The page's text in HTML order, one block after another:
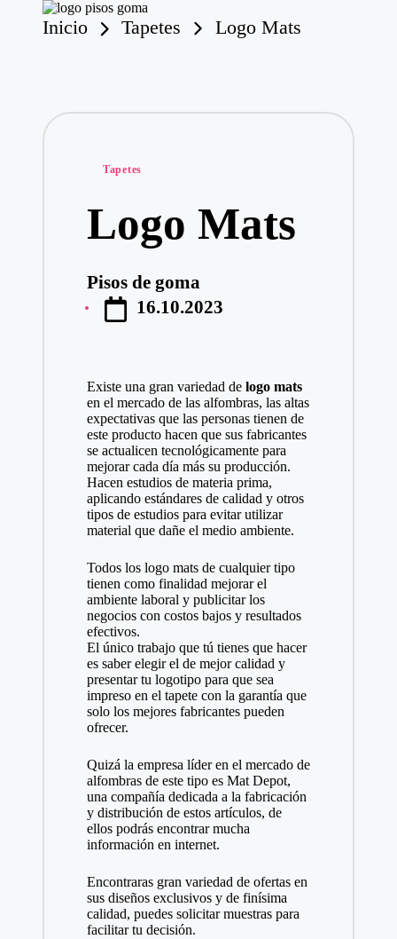
P
G
Inicio Tapetes Logo Mats
Publicado
Tapetes
Logo Mats
Publicado
por
Pisos de goma
16.10.2023
Existe una gran variedad de logo mats
en el mercado de las alfombras, las altas
expectativas que las personas tienen de
este producto hacen que sus fabricantes
se actualicen tecnológicamente para
mejorar cada día más su producción.
Hacen estudios de materia prima,
aplicando estándares de calidad y otros
tipos de estudios para evitar utilizar
material que dañe el medio ambiente.
Todos los logo matsde cualquier tipo
tienen como finalidad mejorar el
ambiente laboral y publicitar los
negocios con costos bajos y resultados
efectivos.
El único trabajo que tú tienes que hacer
es saber elegir el de mejor calidad y
presentar tu logotipo para que sea
impreso en el tapete con la garantía que
solo los mejores fabricantes pueden
ofrecer.
Quizá la empresa líder en el mercado de
alfombras de este tipo es Mat Depot,
una compañía dedicada a la fabricación
y distribución de estos artículos, de
ellos podrás encontrar mucha
información en internet.
Encontraras gran variedad de ofertas en
sus diseños exclusivos y de finísima
calidad, puedes solicitar muestras para
facilitar tu decisión.